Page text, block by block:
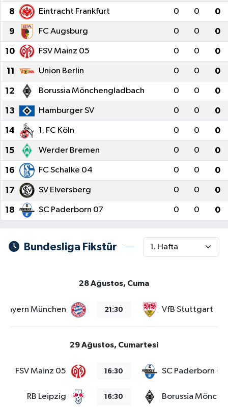
8 Eintracht Frankfurt 0 0 0
9 FC Augsburg 0 0 0
10 FSV Mainz 05 0 0 0
11 Union Berlin 0 0 0
12 Borussia Mönchengladbach 0 0 0
13 Hamburger SV 0 0 0
14 1. FC Köln 0 0 0
15 Werder Bremen 0 0 0
16 FC Schalke 04 0 0 0
17 SV Elversberg 0 0 0
18 SC Paderborn 07 0 0 0
Bundesliga Fikstür
28 Ağustos, Cuma
Bayern München 21:30 VfB Stuttgart
29 Ağustos, Cumartesi
FSV Mainz 05 16:30 SC Paderborn 07
RB Leipzig 16:30 Borussia